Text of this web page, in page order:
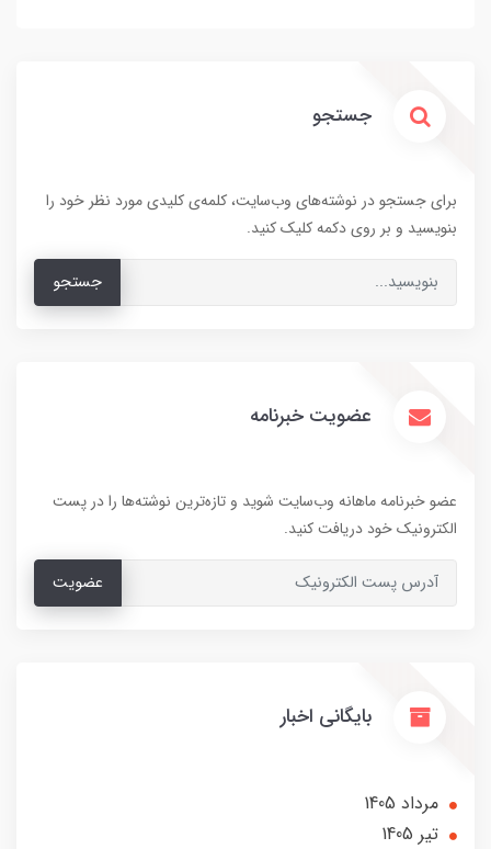
جستجو
برای جستجو در نوشته‌های وب‌سایت، کلمه‌ی کلیدی مورد نظر خود را
بنویسید و بر روی دکمه کلیک کنید.
جستجو
عضویت خبرنامه
عضو خبرنامه ماهانه وب‌سایت شوید و تازه‌ترین نوشته‌ها را در پست
الکترونیک خود دریافت کنید.
عضویت
بایگانی اخبار
مرداد 1405
تير 1405